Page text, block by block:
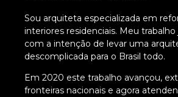
Sou arquiteta especializada em
interiores residenciais. Meu
com a intenção de levar uma
descomplicada para o Brasil todo.
Em 2020 este trabalho avançou,
fronteiras nacionais e agora